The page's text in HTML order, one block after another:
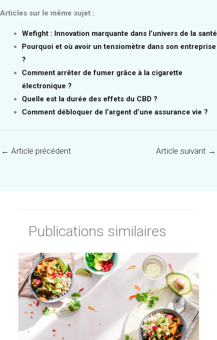
Articles sur le même sujet :
Wefight : Innovation marquante dans l’univers de la santé
Pourquoi et où avoir un tensiomètre dans son entreprise
?
Comment arrêter de fumer grâce à la cigarette
électronique ?
Quelle est la durée des effets du CBD ?
Comment débloquer de l’argent d’une assurance vie ?
← Article précédent Article suivant →
Publications similaires